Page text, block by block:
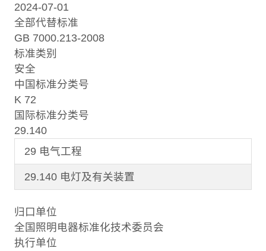
2024-07-01
全部代替标准
GB 7000.213-2008
标准类别
安全
中国标准分类号
K 72
国际标准分类号
29.140
29 电气工程
29.140 电灯及有关装置
归口单位
全国照明电器标准化技术委员会
执行单位